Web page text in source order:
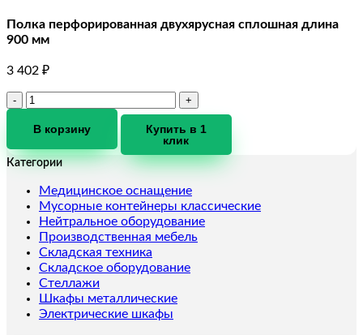
Полка перфорированная двухярусная сплошная длина
900 мм
3 402 ₽
Количество
Полка
перфорированная
двухярусная
длина
900
мм
В корзину
Купить в 1
клик
Категории
Медицинское оснащение
Мусорные контейнеры классические
Нейтральное оборудование
Производственная мебель
Складская техника
Складское оборудование
Стеллажи
Шкафы металлические
Электрические шкафы